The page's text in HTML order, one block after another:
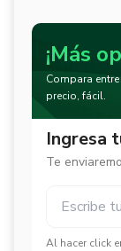
¡Más
Compara
precio, fácil.
Ingresa
Te
Al hacer click